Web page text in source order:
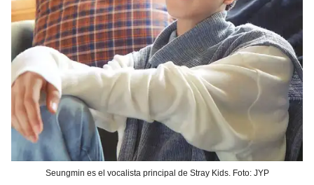
Seungmin es el vocalista principal de Stray Kids. Foto: JYP